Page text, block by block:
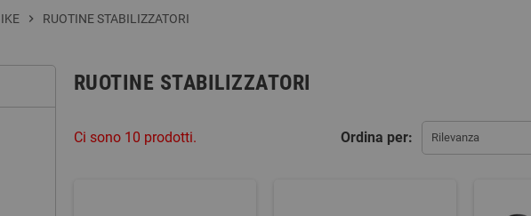
chevron_right RUOTINE STABILIZZATORI
RUOTINE STABILIZZATORI
Ordina per: Rilevanza
Ci sono 10 prodotti.